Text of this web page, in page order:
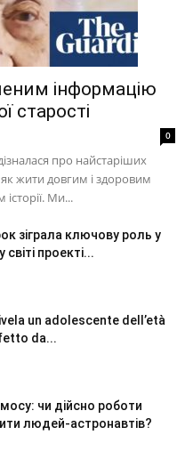
інформацію
старості
0
про найстаріших
жити довгим і здоровим
Ми...
зіграла ключову роль у
проекті...
un adolescente dell’età
da...
чи дійсно роботи
людей-астронавтів?